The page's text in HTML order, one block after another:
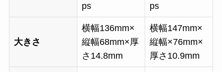
ps
ps
大きさ
横幅136mm×
縦幅68mm×厚
さ14.8mm
横幅147mm×
縦幅×76mm×
厚さ10.9mm